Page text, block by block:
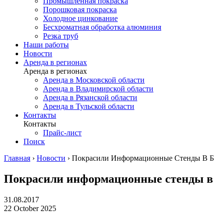
Порошковая покраска
Холодное цинкование
Бесхроматная обработка алюминия
Резка труб
Наши работы
Новости
Аренда в регионах
Аренда в регионах
Аренда в Московской области
Аренда в Владимирской области
Аренда в Рязанской области
Аренда в Тульской области
Контакты
Контакты
Прайс-лист
Поиск
Главная › Новости › Покрасили Информационные Стенды В
Покрасили информационные стенды
31.08.2017
22 October 2025